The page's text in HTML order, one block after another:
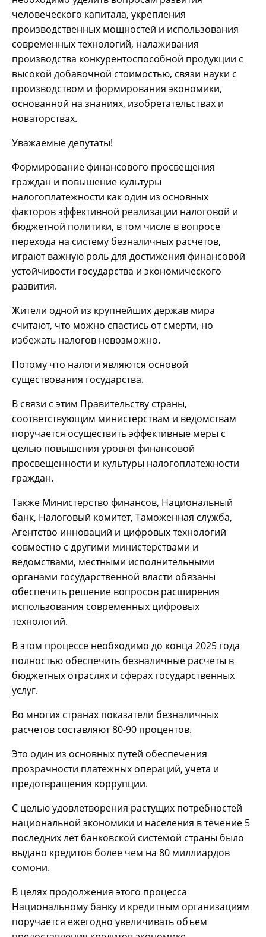
человеческого капитала, укрепления
производственных мощностей и использования
современных технологий, налаживания
производства конкурентоспособной продукции с
высокой добавочной стоимостью, связи науки с
производством и формирования экономики,
основанной на знаниях, изобретательствах и
новаторствах.
Уважаемые депутаты!
Формирование финансового просвещения
граждан и повышение культуры
налогоплатежности как один из основных
факторов эффективной реализации налоговой и
бюджетной политики, в том числе в вопросе
перехода на систему безналичных расчетов,
играют важную роль для достижения финансовой
устойчивости государства и экономического
развития.
Жители одной из крупнейших держав мира
считают, что можно спастись от смерти, но
избежать налогов невозможно.
Потому что налоги являются основой
существования государства.
В связи с этим Правительству страны,
соответствующим министерствам и ведомствам
поручается осуществить эффективные меры с
целью повышения уровня финансовой
просвещенности и культуры налогоплатежности
граждан.
Также Министерство финансов, Национальный
банк, Налоговый комитет, Таможенная служба,
Агентство инноваций и цифровых технологий
совместно с другими министерствами и
ведомствами, местными исполнительными
органами государственной власти обязаны
обеспечить решение вопросов расширения
использования современных цифровых
технологий.
В этом процессе необходимо до конца 2025 года
полностью обеспечить безналичные расчеты в
бюджетных отраслях и сферах государственных
услуг.
Во многих странах показатели безналичных
расчетов составляют 80-90 процентов.
Это один из основных путей обеспечения
прозрачности платежных операций, учета и
предотвращения коррупции.
С целью удовлетворения растущих потребностей
национальной экономики и населения в течение 5
последних лет банковской системой страны было
выдано кредитов более чем на 80 миллиардов
сомони.
В целях продолжения этого процесса
Национальному банку и кредитным организациям
поручается ежегодно увеличивать объем